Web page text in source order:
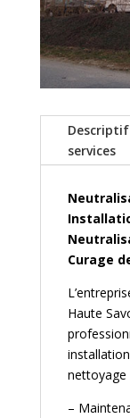
services
Curage
Haute
–